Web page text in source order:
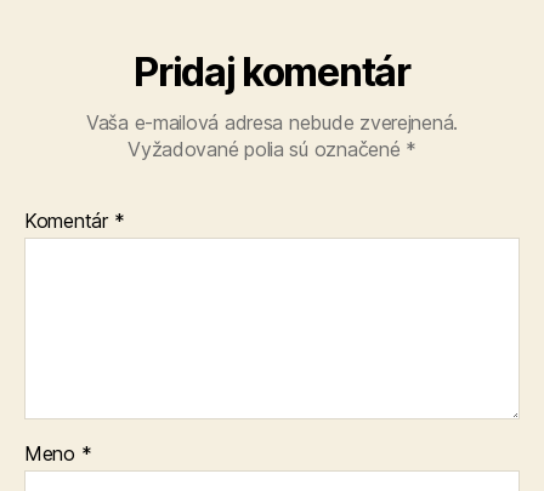
Pridaj komentár
Vaša e-mailová adresa nebude zverejnená.
Vyžadované polia sú označené *
Komentár *
Meno *